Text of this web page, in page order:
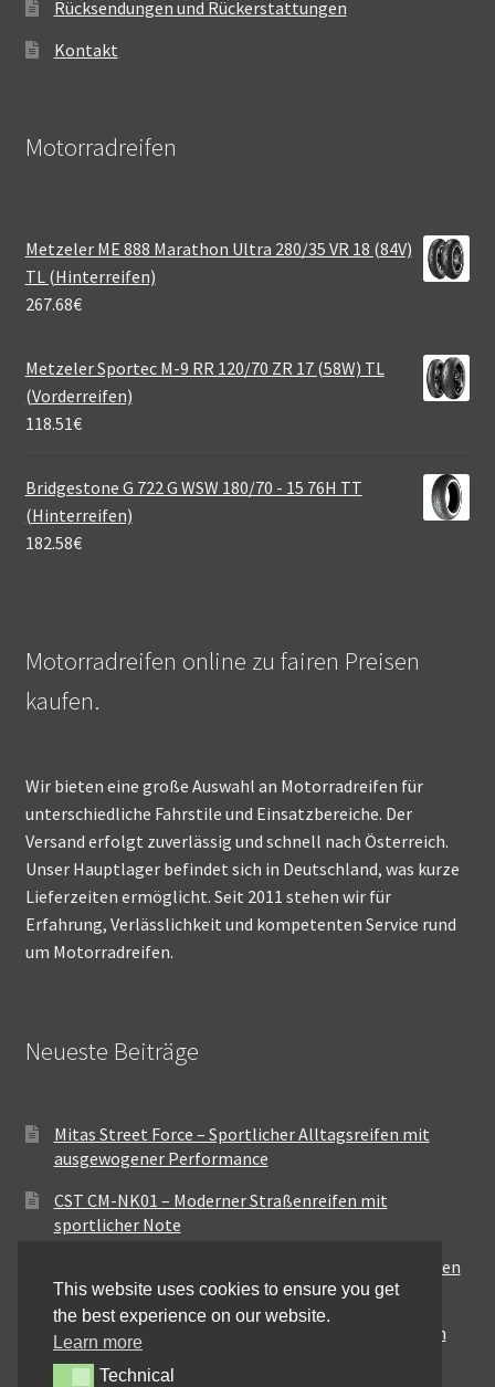
Rücksendungen und Rückerstattungen
Kontakt
Motorradreifen
Metzeler ME 888 Marathon Ultra 280/35 VR 18 (84V)
TL (Hinterreifen)
267.68€
Metzeler Sportec M-9 RR 120/70 ZR 17 (58W) TL
(Vorderreifen)
118.51€
Bridgestone G 722 G WSW 180/70 - 15 76H TT
(Hinterreifen)
182.58€
Motorradreifen online zu fairen Preisen
kaufen.
Wir bieten eine große Auswahl an Motorradreifen für
unterschiedliche Fahrstile und Einsatzbereiche. Der
Versand erfolgt zuverlässig und schnell nach Österreich.
Unser Hauptlager befindet sich in Deutschland, was kurze
Lieferzeiten ermöglicht. Seit 2011 stehen wir für
Erfahrung, Verlässlichkeit und kompetenten Service rund
um Motorradreifen.
Neueste Beiträge
Mitas Street Force – Sportlicher Alltagsreifen mit
ausgewogener Performance
CST CM-NK01 – Moderner Straßenreifen mit
sportlicher Note
Maxxis MA-ST3 – Ausgewogener Sport-Touring-Reifen
für vielseitige Einsätze
Pirelli City Demon – Zuverlässigkeit für den urbanen
Alltag
This website uses cookies to ensure you get
the best experience on our website.
Learn more
TechnicalTechnical